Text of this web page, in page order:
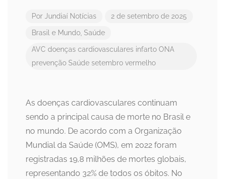
Por Jundiaí Notícias 2 de setembro de 2025
Brasil e Mundo, Saúde
AVC doenças cardiovasculares infarto ONA
prevenção Saúde setembro vermelho
As doenças cardiovasculares continuam
sendo a principal causa de morte no Brasil e
no mundo. De acordo com a Organização
Mundial da Saúde (OMS), em 2022 foram
registradas 19,8 milhões de mortes globais,
representando 32% de todos os óbitos. No